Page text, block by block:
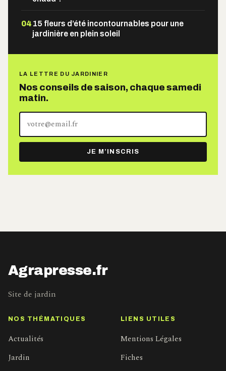
04 15 fleurs d’été incontournables pour une
jardinière en plein soleil
LA LETTRE DU JARDINIER
Nos conseils de saison, chaque samedi
matin.
Votre
adresse
e-
mail
JE M’INSCRIS
Agrapresse.fr
Site de jardin
NOS THÉMATIQUES
Actualités
Jardin
LIENS UTILES
Mentions Légales
Fiches